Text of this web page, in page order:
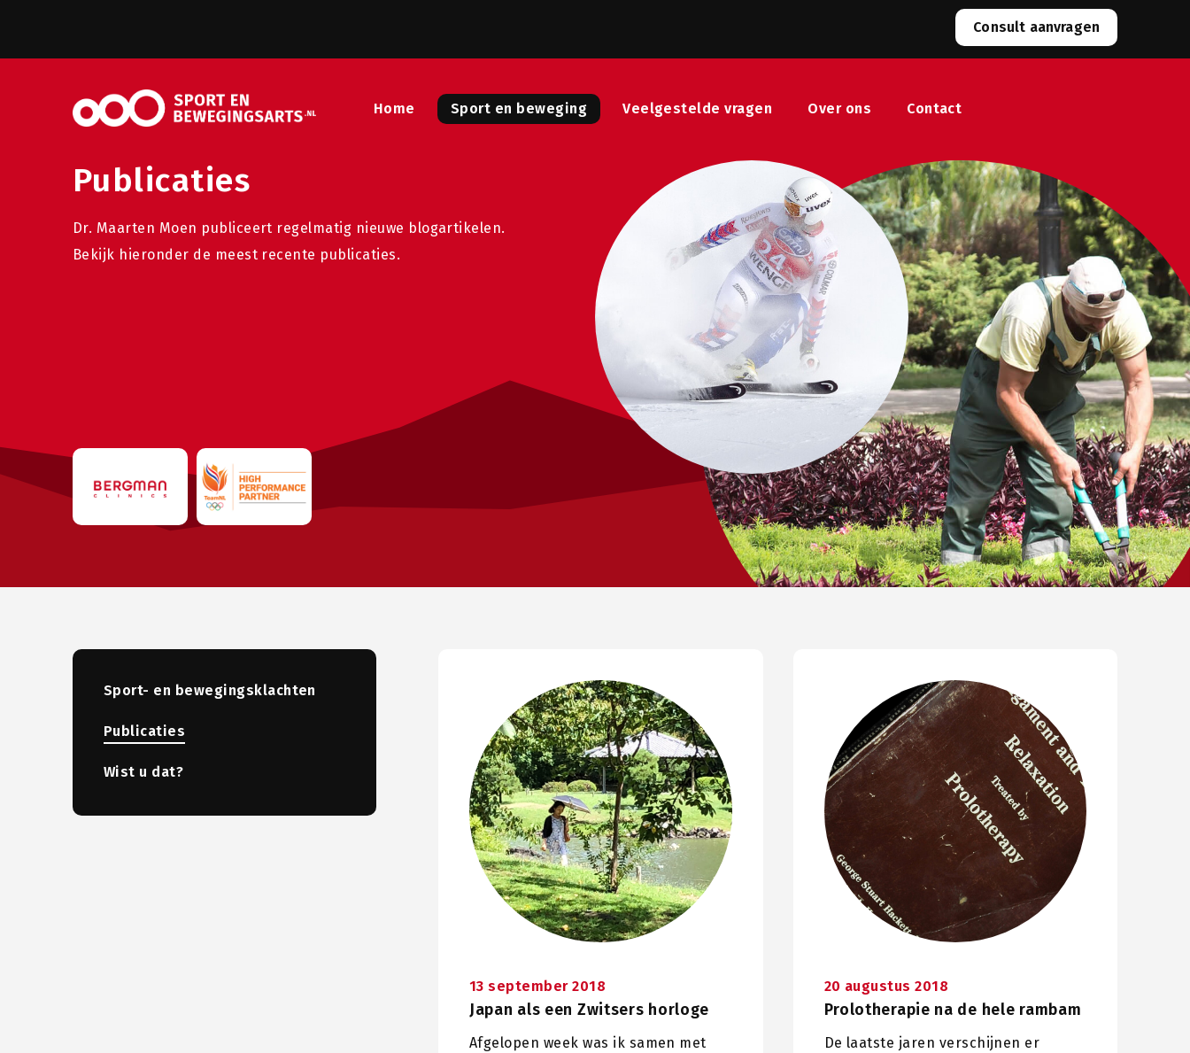
Consult aanvragen
Home Sport en beweging Veelgestelde vragen Over ons Contact
Publicaties
Dr. Maarten Moen publiceert regelmatig nieuwe blogartikelen.
Bekijk hieronder de meest recente publicaties.
Sport- en bewegingsklachten
Publicaties
Wist u dat?
13 september 2018
Japan als een Zwitsers horloge
Afgelopen week was ik samen met
20 augustus 2018
Prolotherapie na de hele rambam
De laatste jaren verschijnen er